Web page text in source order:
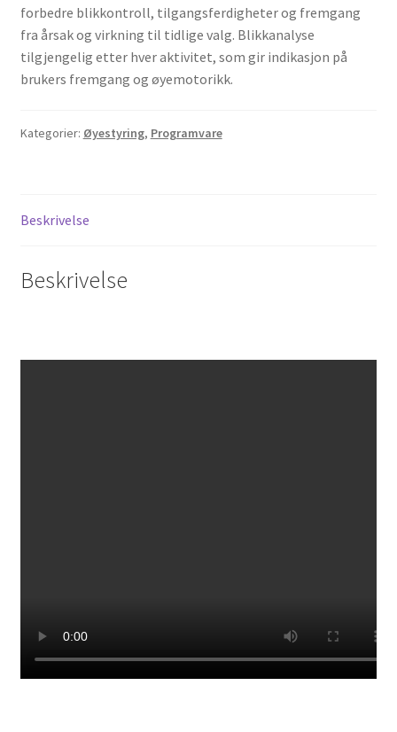
forbedre blikkontroll, tilgangsferdigheter og fremgang
fra årsak og virkning til tidlige valg. Blikkanalyse
tilgjengelig etter hver aktivitet, som gir indikasjon på
brukers fremgang og øyemotorikk.
Kategorier: Øyestyring, Programvare
Beskrivelse
Beskrivelse